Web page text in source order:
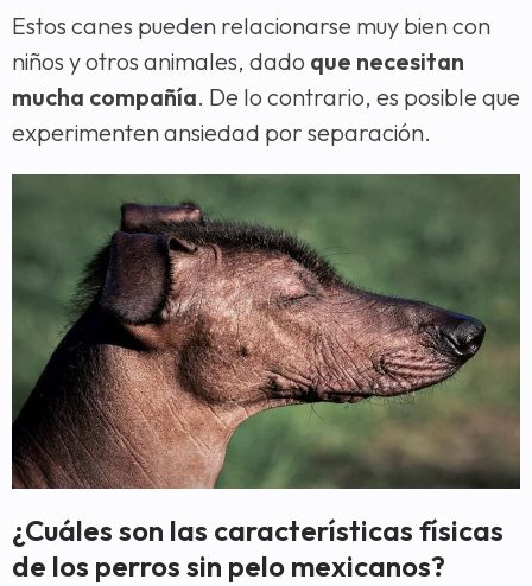
Estos canes pueden relacionarse muy bien con
niños y otros animales, dado que necesitan
mucha compañía. De lo contrario, es posible que
experimenten ansiedad por separación.
¿Cuáles son las características físicas
de los perros sin pelo mexicanos?